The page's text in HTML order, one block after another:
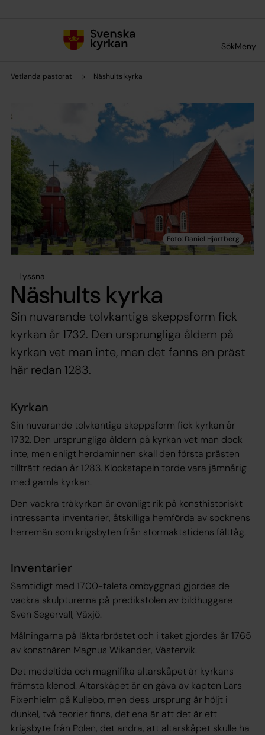
SökMeny
Vetlanda pastorat Näshults kyrka
Lyssna
Näshults kyrka
Sin nuvarande tolvkantiga skeppsform fick
kyrkan år 1732. Den ursprungliga åldern på
kyrkan vet man inte, men det fanns en präst
här redan 1283.
Kyrkan
Sin nuvarande tolvkantiga skeppsform fick kyrkan år
1732. Den ursprungliga åldern på kyrkan vet man dock
inte, men enligt herdaminnen skall den första prästen
tillträtt redan år 1283. Klockstapeln torde vara jämnårig
med gamla kyrkan.
Den vackra träkyrkan är ovanligt rik på konsthistoriskt
intressanta inventarier, åtskilliga hemförda av socknens
herremän som krigsbyten från stormaktstidens fälttåg.
Inventarier
Samtidigt med 1700-talets ombyggnad gjordes de
vackra skulpturerna på predikstolen av bildhuggare
Sven Segervall, Växjö.
Målningarna på läktarbröstet och i taket gjordes år 1765
av konstnären Magnus Wikander, Västervik.
Det medeltida och magnifika altarskåpet är kyrkans
främsta klenod. Altarskåpet är en gåva av kapten Lars
Fixenhielm på Kullebo, men dess ursprung är höljt i
dunkel, två teorier finns, det ena är att det är ett
krigsbyte från Polen, det andra, att altarskåpet skulle ha